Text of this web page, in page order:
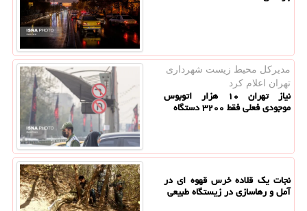
مدیركل محیط زیست شهرداری
تهران اعلام كرد
نیاز تهران ۱۰ هزار اتوبوس
موجودی فعلی فقط ۳۲۰۰ دستگاه
نجات یک قلاده خرس قهوه ای در
آمل و رهاسازی در زیستگاه طبیعی